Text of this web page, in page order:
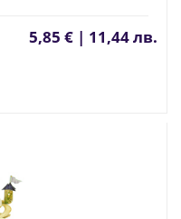
5,85 € | 11,44 лв.